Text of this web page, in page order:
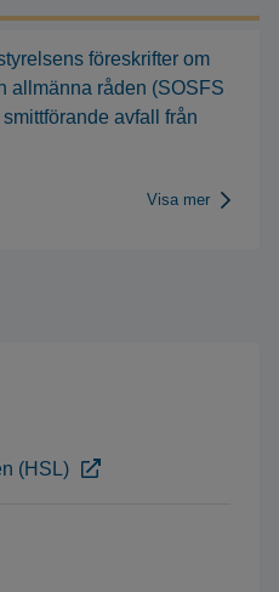
föreskrifter om
allmänna råden (SOSFS
avfall från
Visa mer
(HSL)